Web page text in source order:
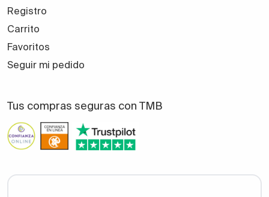
Registro
Carrito
Favoritos
Seguir mi pedido
Tus compras seguras con TMB